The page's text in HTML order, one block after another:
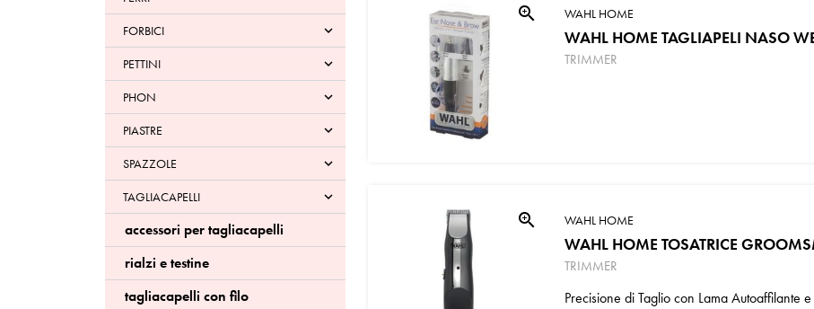
FORBICI 
PETTINI 
PHON 
PIASTRE 
SPAZZOLE 
TAGLIACAPELLI 
accessori per tagliacapelli
rialzi e testine
tagliacapelli con filo
zoom_in WAHL HOME
WAHL HOME TAGLIAPELI NASO
TRIMMER
zoom_in WAHL HOME
WAHL HOME TOSATRICE
TRIMMER
Precisione di Taglio con Lama Autoaffilante